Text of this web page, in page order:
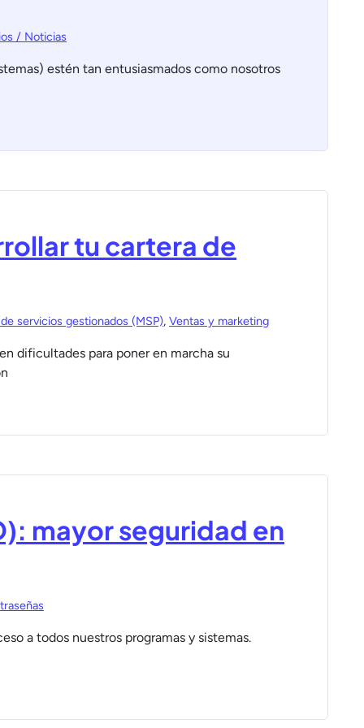
/ Noticias
estén tan entusiasmados como nosotros
tu cartera de
servicios gestionados (MSP), Ventas y marketing
dificultades para poner en marcha su
mayor seguridad en
a todos nuestros programas y sistemas.